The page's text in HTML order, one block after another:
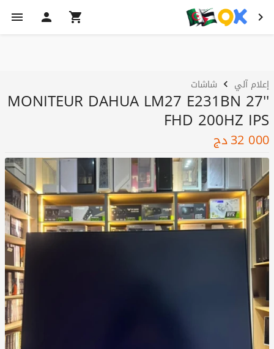
إعلام آلي شاشات
MONITEUR DAHUA LM27 E231BN 27''
FHD 200HZ IPS
32 000دج